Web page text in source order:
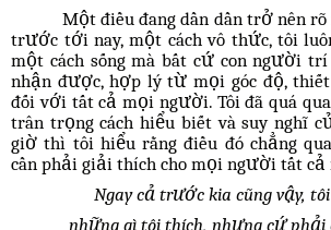
Một điều đang dần dần trở nên
trước tới nay, một cách vô thức, tôi
một cách sống mà bất cứ con người trí
nhận được, hợp lý từ mọi góc độ,
đối với tất cả mọi người. Tôi đã quá
trân trọng cách hiểu biết và suy nghĩ
giờ thì tôi hiểu rằng điều đó chẳng
cần phải giải thích cho mọi người tất
Ngay cả trước kia cũng vậy,
những gì tôi thích, nhưng cứ phải